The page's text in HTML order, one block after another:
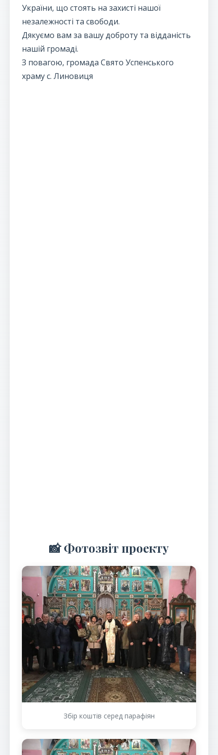
України, що стоять на захисті нашої
незалежності та свободи.
Дякуємо вам за вашу доброту та відданість
нашій громаді.
З повагою, громада Свято Успенського
храму с. Линовиця
📸 Фотозвіт проекту
Збір коштів серед парафіян